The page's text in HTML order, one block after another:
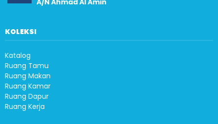
A/N Ahmad Al Amin
KOLEKSI
Katalog
Ruang Tamu
Ruang Makan
Ruang Kamar
Ruang Dapur
Ruang Kerja